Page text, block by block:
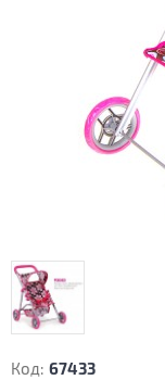
Код: 67433